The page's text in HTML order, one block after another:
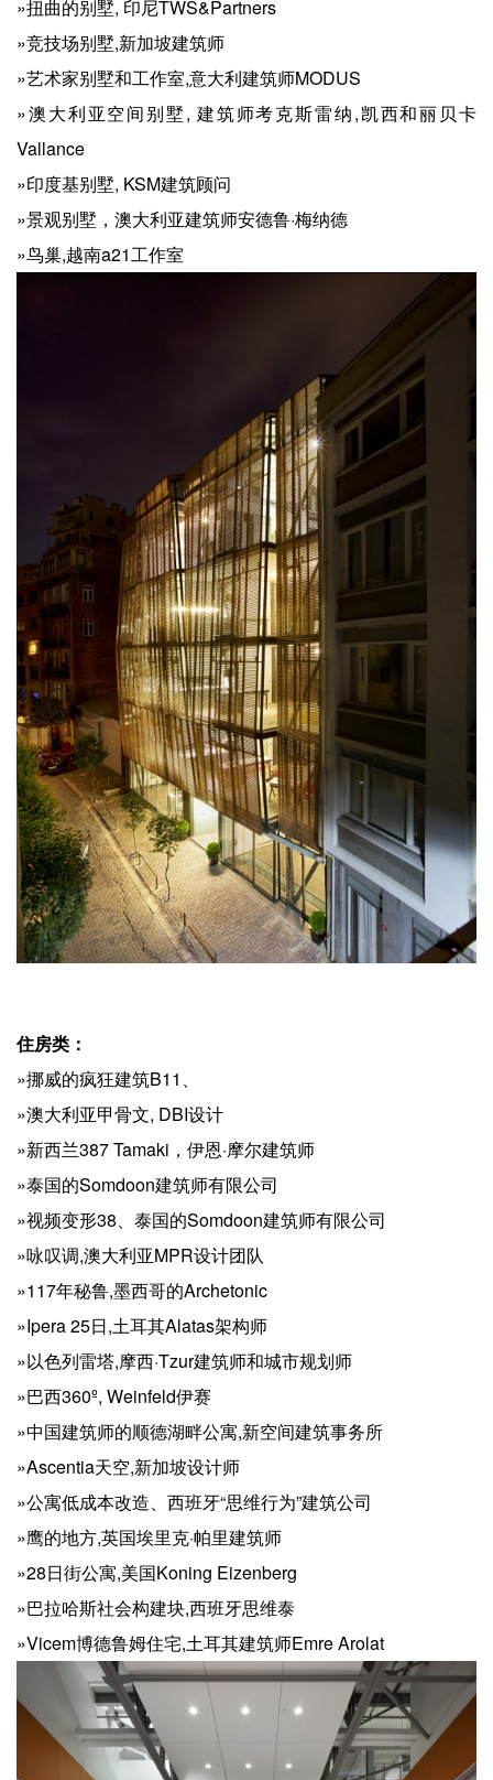
»扭曲的别墅, 印尼TWS&Partners
»竞技场别墅,新加坡建筑师
»艺术家别墅和工作室,意大利建筑师MODUS
»澳大利亚空间别墅, 建筑师考克斯雷纳,凯西和丽贝卡
Vallance
»印度基别墅, KSM建筑顾问
»景观别墅，澳大利亚建筑师安德鲁·梅纳德
»鸟巢,越南a21工作室
住房类：
»挪威的疯狂建筑B11、
»澳大利亚甲骨文, DBI设计
»新西兰387 Tamaki，伊恩·摩尔建筑师
»泰国的Somdoon建筑师有限公司
»视频变形38、泰国的Somdoon建筑师有限公司
»咏叹调,澳大利亚MPR设计团队
»117年秘鲁,墨西哥的Archetonic
»Ipera 25日,土耳其Alatas架构师
»以色列雷塔,摩西·Tzur建筑师和城市规划师
»巴西360º, Weinfeld伊赛
»中国建筑师的顺德湖畔公寓,新空间建筑事务所
»Ascentia天空,新加坡设计师
»公寓低成本改造、西班牙“思维行为”建筑公司
»鹰的地方,英国埃里克·帕里建筑师
»28日街公寓,美国Koning Eizenberg
»巴拉哈斯社会构建块,西班牙思维泰
»Vicem博德鲁姆住宅,土耳其建筑师Emre Arolat